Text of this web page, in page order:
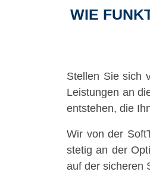
WIE
Stellen Sie sich
Leistungen an
entstehen, die
Wir von der
stetig an der
auf der sicheren